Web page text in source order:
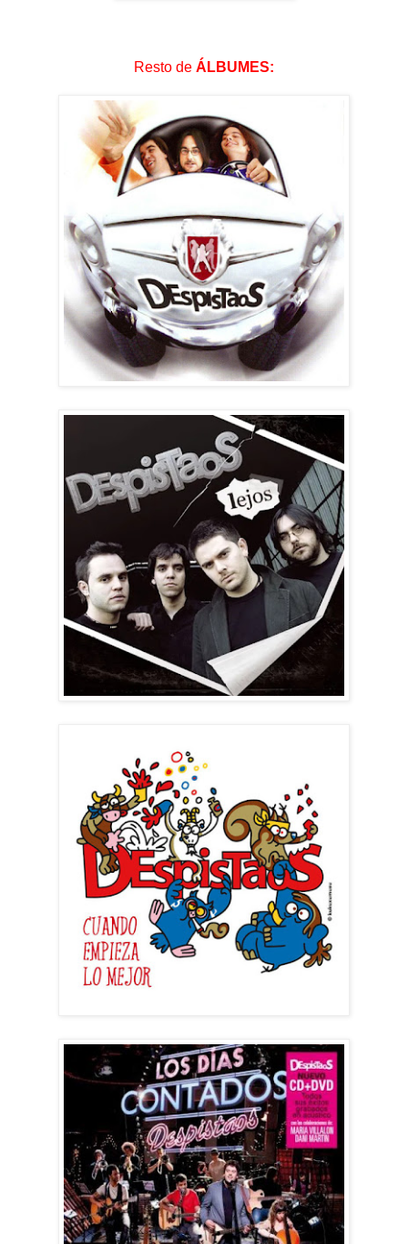
Resto de ÁLBUMES: